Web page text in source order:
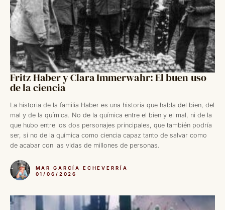
Fritz Haber y Clara Immerwahr: El buen uso
de la ciencia
La historia de la familia Haber es una historia que habla del bien, del
mal y de la química. No de la química entre el bien y el mal, ni de la
que hubo entre los dos personajes principales, que también podría
ser, si no de la química como ciencia capaz tanto de salvar como
de acabar con las vidas de millones de personas.
MAR GARCÍA ECHEVERRÍA
01/06/2026